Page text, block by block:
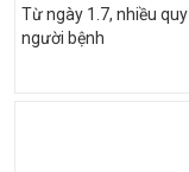
Từ ngày 1.7, nhiều
người bệnh